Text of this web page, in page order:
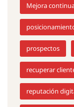
Mejora
prospectos
recuperar
reputación